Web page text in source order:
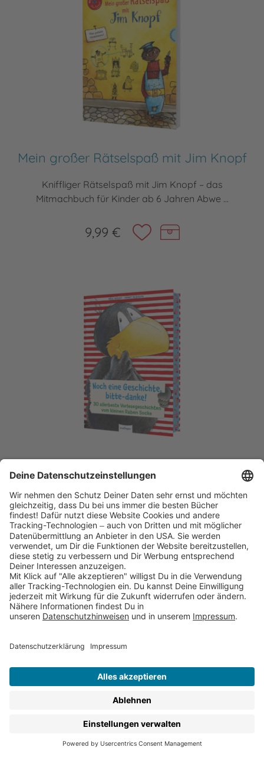
Mein großer Rätselspaß mit Jim Knopf
Kniffliger Rätselspaß mit Jim Knopf – das
Mitmachbuch für Kinder ab 6 Jahren Abwe ...
9,99 €
Der kleine Rabe Socke: Noch eine
Geschichte, bitte-danke!
Das dickste Vorlesebuch vom kleinen Raben Socke
– Lieblingsgeschichten für ...
20,00 €